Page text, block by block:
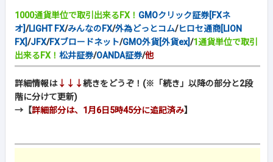
1000通貨単位で取引出来るFX！ GMOクリック証券[FXネ
オ]/LIGHT FX/みんなのFX/外為どっとコム/ヒロセ通商[LION
FX]/JFX/FXブロードネット/GMO外貨[外貨ex]/1通貨単位で取引
出来るFX！ 松井証券/OANDA証券/他
詳細情報は↓↓↓続きをどうぞ！(※「続き」以降の部分と2段
階に分けて更新)
→【詳細部分は、1月6日5時45分に追記済み】